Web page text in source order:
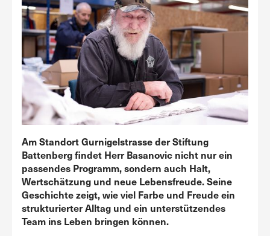
Am Standort Gurnigelstrasse der Stiftung
Battenberg findet Herr Basanovic nicht nur ein
passendes Programm, sondern auch Halt,
Wertschätzung und neue Lebensfreude. Seine
Geschichte zeigt, wie viel Farbe und Freude ein
strukturierter Alltag und ein unterstützendes
Team ins Leben bringen können.